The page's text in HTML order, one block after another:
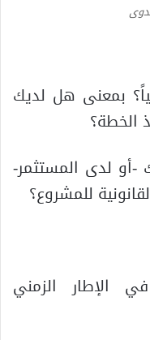
بمعنى هل لديك
الخطة؟
أو لدى المستثمر-
للمشروع؟
الإطار الزمني